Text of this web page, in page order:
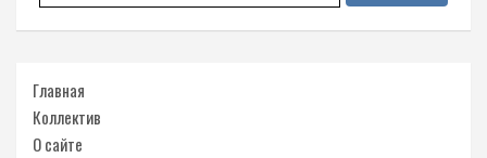
Главная
Коллектив
О сайте